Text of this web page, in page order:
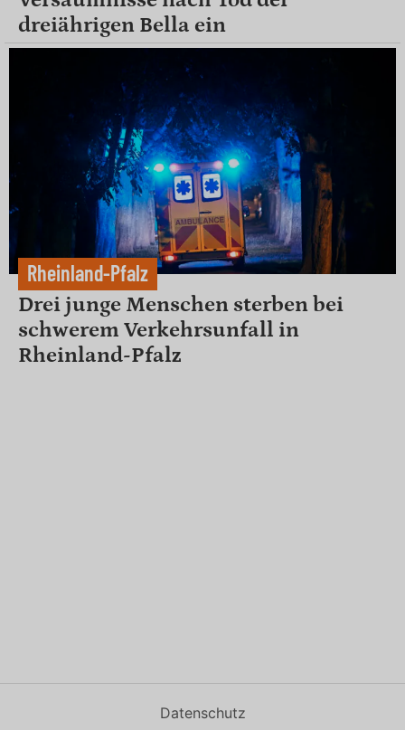
dreiährigen Bella ein
Rheinland-Pfalz
Drei junge Menschen sterben bei
schwerem Verkehrsunfall in
Rheinland-Pfalz
Datenschutz